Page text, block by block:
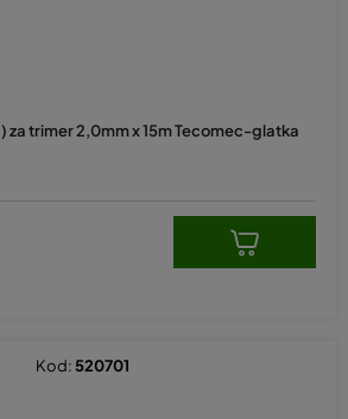
za trimer 2,0mm x 15m Tecomec-glatka
Kod: 520701